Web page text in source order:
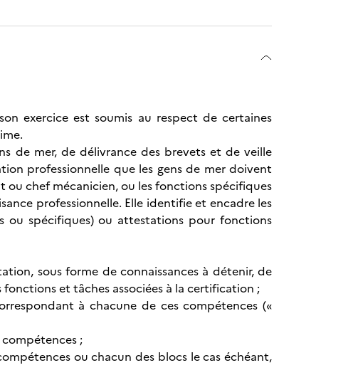
exercice est soumis au respect de certaines
de mer, de délivrance des brevets et de veille
professionnelle que les gens de mer doivent
chef mécanicien, ou les fonctions spécifiques
professionnelle. Elle identifie et encadre les
spécifiques) ou attestations pour fonctions
sous forme de connaissances à détenir, de
et tâches associées à la certification ;
à chacune de ces compétences («
;
ou chacun des blocs le cas échéant,